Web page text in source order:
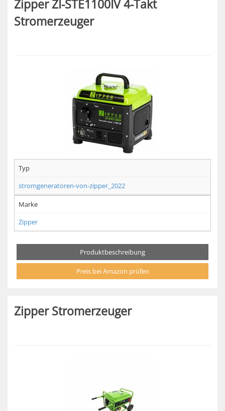
Zipper ZI-STE1100IV 4-Takt
Stromerzeuger
Typ
stromgeneratoren-von-zipper_2022
Marke
Zipper
Produktbeschreibung
Preis bei Amazon prüfen
Zipper Stromerzeuger